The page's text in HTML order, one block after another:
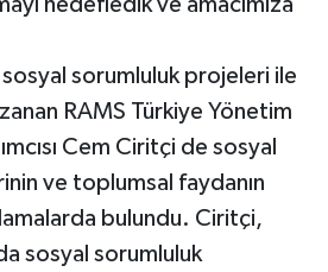
hedefledik ve amacımıza
sorumluluk projeleri ile
RAMS Türkiye Yönetim
Cem Ciritçi de sosyal
ve toplumsal faydanın
bulundu. Ciritçi,
sosyal sorumluluk